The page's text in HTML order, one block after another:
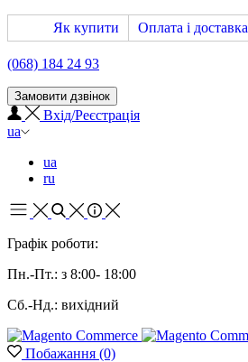
Як купити Оплата і доставка
(068) 184 24 93
Замовити дзвінок
Вхід/Реєстрація
ua
ua
ru
Графік роботи:
Пн.-Пт.: з 8:00- 18:00
Сб.-Нд.: вихідний
Побажання (0)